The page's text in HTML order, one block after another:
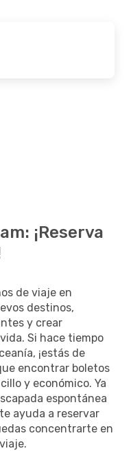
¡Reserva
de viaje en
destinos,
y crear
Si hace tiempo
¡estás de
encontrar boletos
y económico. Ya
espontánea
ayuda a reservar
concentrarte en